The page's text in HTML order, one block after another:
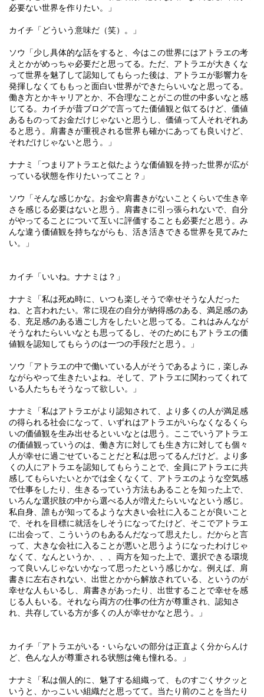
必要ない世界を作りたい。」
カイチ「どういう意味だ（笑）。」
ソウ「少し具体的な話をすると、今はこの世界にはアトラエの考
えとかがめっちゃ必要だと思ってる。ただ、アトラエが大きくな
って世界を魅了して認知してもらった後は、アトラエが影響力を
発揮しなくてももっと面白い世界ができたらいいなと思ってる。
働き方とかキャリアとか、不合理なことがこの世の中多いなと感
じてる。カイチが昔ブログで言ってた価値観と似てるけど、価値
あるものってお金だけじゃないと思うし、価値って人それぞれあ
ると思う。肩書きが重視される世界も確かにあっても良いけど、
それだけじゃないと思う。」
ナナミ「つまりアトラエと似たような価値観を持った世界が広が
っている状態を作りたいってこと？」
ソウ「そんな感じかな。お金や肩書きがないことくらいで生き辛
さを感じる必要はないと思う。肩書きに引っ張られないで、自分
がやってることについて互いに評価することも必要だと思う。み
んな違う価値観を持ちながらも、活き活きできる世界を見てみた
い。」
カイチ「いいね。ナナミは？」
ナナミ「私は死ぬ時に、いつも楽しそうで幸せそうな人だった
ね、と言われたい。常に現在の自分が納得感のある、満足感のあ
る、充足感のある過ごし方をしたいと思ってる。これはみんなが
そうなれたらいいなとも思ってるし、そのためにもアトラエの価
値観を認知してもらうのは一つの手段だと思う。」
ソウ「アトラエの中で働いている人がそうであるように，楽しみ
ながらやって生きたいよね。そして、アトラエに関わってくれて
いる人たちもそうなって欲しい。」
ナナミ「私はアトラエがより認知されて、より多くの人が満足感
の得られる社会になって、いずれはアトラエがいらなくなるくら
いの価値観を生み出せるといいなとは思う。ここでいうアトラエ
の価値観っていうのは、働き方に対しても生き方に対しても個々
人が幸せに過ごせていることだと私は思ってるんだけど。より多
くの人にアトラエを認知してもらうことで、全員にアトラエに共
感してもらいたいとかでは全くなくて、アトラエのような空気感
で仕事をしたり、生きるっていう方法もあることを知った上で、
いろんな選択肢の中から選べる人が増えたらいいなという感じ。
私自身、誰もが知ってるような大きい会社に入ることが良いこと
で、それを目標に就活をしそうになってたけど、そこでアトラエ
に出会って、こういうのもあるんだなって思えたし。だからと言
って、大きな会社に入ることが悪いと思うようになったわけじゃ
なくて、なんというか、、、両方を知った上で、選択できる環境
って良いんじゃないかなって思ったという感じかな。例えば、肩
書きに左右されない、出世とかから解放されている、というのが
幸せな人もいるし、肩書きがあったり、出世することで幸せを感
じる人もいる。それなら両方の仕事の仕方が尊重され、認知さ
れ、共存している方が多くの人が幸せかなと思う。」
カイチ「アトラエがいる・いらないの部分は正直よく分からんけ
ど、色んな人が尊重される状態は俺も憧れる。」
ナナミ「私は個人的に、魅了する組織って、ものすごくサクッと
いうと、かっこいい組織だと思ってて。当たり前のことを当たり